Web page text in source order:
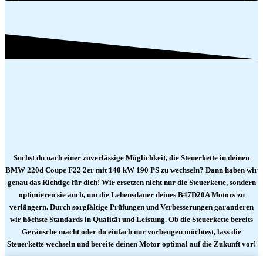
Suchst du nach einer zuverlässige Möglichkeit, die Steuerkette in deinen
BMW 220d Coupe F22 2er mit 140 kW 190 PS zu wechseln? Dann haben wir
genau das Richtige für dich! Wir ersetzen nicht nur die Steuerkette, sondern
optimieren sie auch, um die Lebensdauer deines B47D20A Motors zu
verlängern. Durch sorgfältige Prüfungen und Verbesserungen garantieren
wir höchste Standards in Qualität und Leistung. Ob die Steuerkette bereits
Geräusche macht oder du einfach nur vorbeugen möchtest, lass die
Steuerkette wechseln und bereite deinen Motor optimal auf die Zukunft vor!